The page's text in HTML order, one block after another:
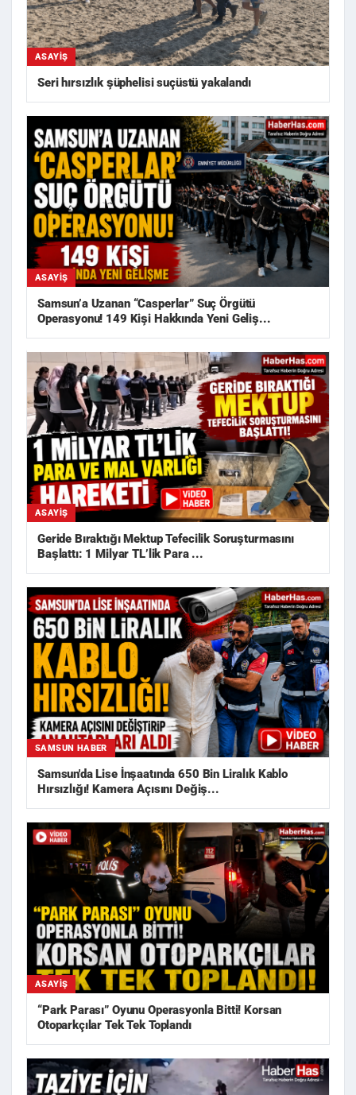
ASAYIŞ
Seri hırsızlık şüphelisi suçüstü yakalandı
ASAYIŞ
Samsun’a Uzanan “Casperlar” Suç Örgütü
Operasyonu! 149 Kişi Hakkında Yeni Geliş...
ASAYIŞ
Geride Bıraktığı Mektup Tefecilik Soruşturmasını
Başlattı: 1 Milyar TL’lik Para ...
SAMSUN HABER
Samsun'da Lise İnşaatında 650 Bin Liralık Kablo
Hırsızlığı! Kamera Açısını Değiş...
ASAYIŞ
“Park Parası” Oyunu Operasyonla Bitti! Korsan
Otoparkçılar Tek Tek Toplandı